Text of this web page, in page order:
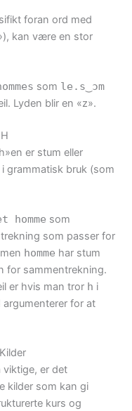
foran ord med
kan være en stor
som le.s‿ɔm
Lyden blir en «z».
er stum eller
grammatisk bruk (som
homme som
som passer for
homme har stum
for sammentrekning.
er hvis man tror h i
for at
er det
kilder som kan gi
kurs og